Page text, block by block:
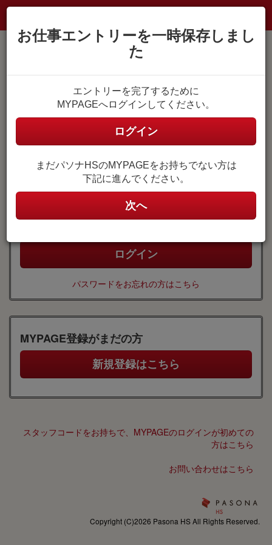
MYPAGE登録がお済みの方
MYPAGEにログイン
ユーザ名
(メールアドレス)
ユーザ名はご自身で設定したメールアドレスです。
パスワード
パスワードをお忘れの方はこちら
MYPAGE登録がまだの方
スタッフコードをお持ちで、MYPAGEのログインが初めての
方はこちら
お問い合わせはこちら
お仕事エントリーを一時保存しまし
た
エントリーを完了するために
MYPAGEへログインしてください。
ログイン
まだパソナHSのMYPAGEをお持ちでない方は
下記に進んでください。
次へ
Copyright (C)2026 Pasona HS All Rights Reserved.